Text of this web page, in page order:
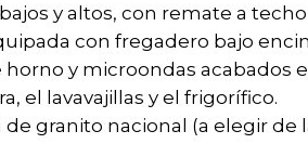
y altos, con remate a
con fregadero bajo
y microondas acabados
el lavavajillas y el frigorífico.
de granito nacional (a elegir de